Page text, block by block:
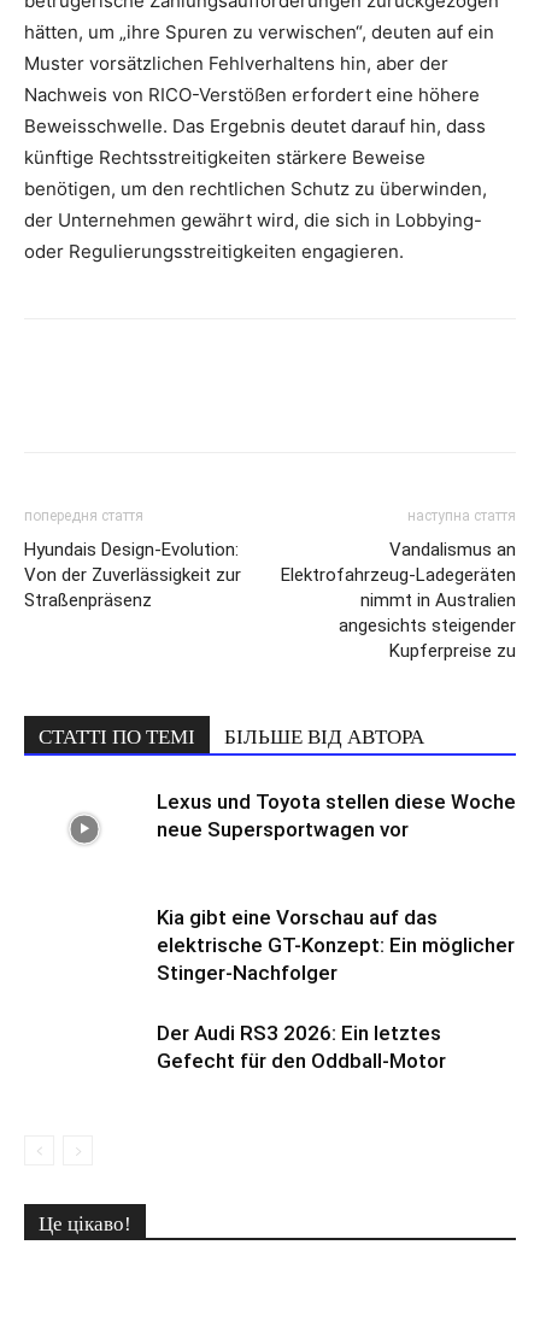
hätten, um „ihre Spuren zu verwischen“, deuten auf ein
Muster vorsätzlichen Fehlverhaltens hin, aber der
Nachweis von RICO-Verstößen erfordert eine höhere
Beweisschwelle. Das Ergebnis deutet darauf hin, dass
künftige Rechtsstreitigkeiten stärkere Beweise
benötigen, um den rechtlichen Schutz zu überwinden,
der Unternehmen gewährt wird, die sich in Lobbying-
oder Regulierungsstreitigkeiten engagieren.
попередня стаття
Hyundais Design-Evolution:
Von der Zuverlässigkeit zur
Straßenpräsenz
наступна стаття
Vandalismus an
Elektrofahrzeug-Ladegeräten
nimmt in Australien
angesichts steigender
Kupferpreise zu
СТАТТІ ПО ТЕМІ БІЛЬШЕ ВІД АВТОРА
Lexus und Toyota stellen diese Woche
neue Supersportwagen vor
Kia gibt eine Vorschau auf das
elektrische GT-Konzept: Ein möglicher
Stinger-Nachfolger
Der Audi RS3 2026: Ein letztes
Gefecht für den Oddball-Motor
Це цікаво!